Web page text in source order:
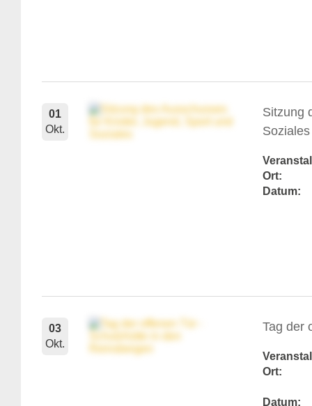
01
Okt.
Sitzung
Soziales
Ort:
Datum:
03
Okt.
Tag der
Ort:
Datum: